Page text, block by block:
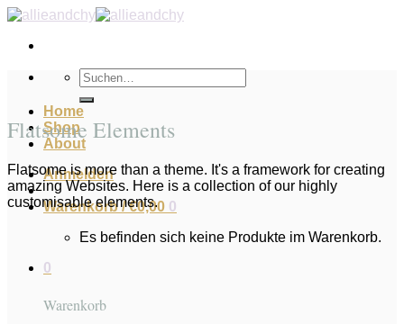
Zum
springen
Suchen
nach:
Home
Shop
About
Anmelden
Warenkorb /€0,00 0
Es befinden sich keine Produkte im Warenkorb.
0
Warenkorb
Flatsome Elements
Flatsome is more than a theme. It's a framework for creating
amazing Websites. Here is a collection of our highly
customisable elements.